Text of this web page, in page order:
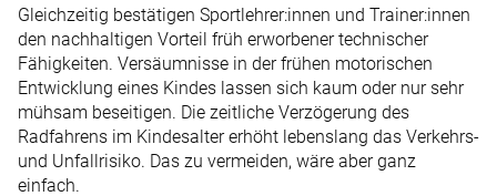
Gleichzeitig bestätigen Sportlehrer:innen und Trainer:innen
den nachhaltigen Vorteil früh erworbener technischer
Fähigkeiten. Versäumnisse in der frühen motorischen
Entwicklung eines Kindes lassen sich kaum oder nur sehr
mühsam beseitigen. Die zeitliche Verzögerung des
Radfahrens im Kindesalter erhöht lebenslang das Verkehrs-
und Unfallrisiko. Das zu vermeiden, wäre aber ganz
einfach.